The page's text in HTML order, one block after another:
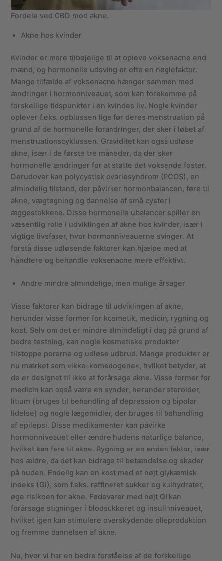
Fordele ved CBD mod akne.
Akne hos kvinder
Kvinder er mere tilbøjelige til at opleve voksenacne end
mænd, og hormonelle udsving er ofte en nøglefaktor.
Mange tilfælde af voksenacne hænger sammen med
ændringer i hormonniveauet, som kan forekomme på
forskellige tidspunkter i en kvindes liv. Nogle kvinder
oplever f.eks. opblussen lige før deres menstruation på
grund af de hormonelle forandringer, der sker i løbet af
menstruationscyklussen. Graviditet kan også udløse
akne, især i de første tre måneder, da der sker
hormonelle ændringer for at støtte det voksende foster.
Derudover kan polycystisk ovariesyndrom (PCOS), en
almindelig tilstand, der påvirker hormonbalancen, føre til
akne, vægtøgning og dannelse af små cyster i
æggestokkene. Disse hormonelle ubalancer spiller en
væsentlig rolle i udviklingen af akne hos kvinder, især i
vigtige livsfaser, hvor hormonniveauerne svinger. At
forstå disse udløsende faktorer kan hjælpe med at
håndtere og behandle voksenacne mere effektivt.
Andre mindre almindelige, men mulige årsager
Visse faktorer kan bidrage til udviklingen af akne,
herunder visse former for kosmetik, medicin, rygning og
kost. Selv om det er mindre almindeligt i dag på grund af
bedre testning, kan nogle kosmetiske produkter
tilstoppe porerne og udløse udbrud. Mange produkter er
nu mærket som »ikke-komedogene«, hvilket betyder, at
de er designet til ikke at forårsage akne. Visse former for
medicin kan også være en synder, herunder steroider,
litium (bruges til behandling af depression og bipolar
lidelse) og nogle lægemidler, der bruges til behandling
af epilepsi. Disse medikamenter kan påvirke
hormonniveauet eller ændre hudens naturlige balance,
hvilket kan føre til akne. Rygning er en anden faktor, især
hos ældre, da det kan bidrage til betændelse og skader
på huden. Endelig kan en kost med et højt glykæmisk
indeks (GI), som f.eks. raffineret sukker og kulhydrater,
øge risikoen for akne. Fødevarer med højt GI kan
forårsage stigninger i blodsukkeret og insulinniveauet,
hvilket igen kan stimulere overskydende olieproduktion
og fremme dannelsen af akne.
Nu, hvor vi har en bedre forståelse af de forskellige